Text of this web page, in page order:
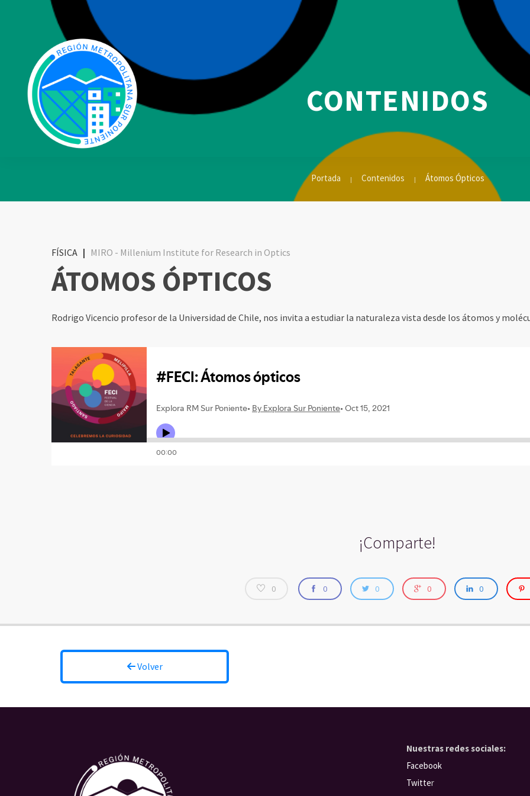
CONTENIDOS
Portada Contenidos Átomos Ópticos
FÍSICA | MIRO - Millenium Institute for Research in Optics
ÁTOMOS ÓPTICOS
Rodrigo Vicencio profesor de la Universidad de Chile, nos invita a estudiar la naturaleza vista desde los átomos y
¡Comparte!
0 0 0 0 0
Volver
Nuestras redes sociales:
Facebook
Twitter